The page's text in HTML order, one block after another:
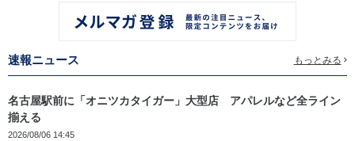
速報ニュース もっとみる
名古屋駅前に「オニツカタイガー」大型店 アパレルなど全ライン
揃える
2026/08/06 14:45